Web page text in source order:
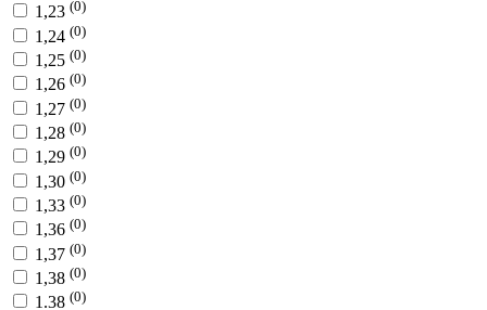
1,23 (0)
1,24 (0)
1,25 (0)
1,26 (0)
1,27 (0)
1,28 (0)
1,29 (0)
1,30 (0)
1,33 (0)
1,36 (0)
1,37 (0)
1,38 (0)
1.38 (0)